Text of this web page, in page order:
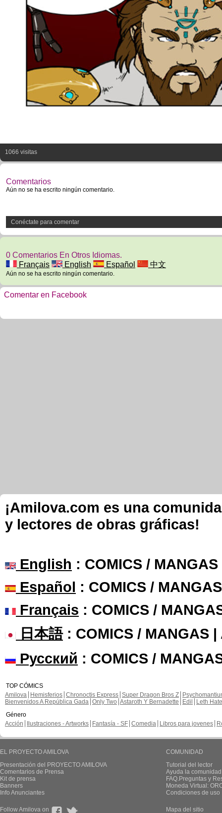
1066 visitas
Comentarios
Aún no se ha escrito ningún comentario.
Conéctate para comentar
0 Comentarios En Otros Idiomas.
Français
English Español 中文
Aún no se ha escrito ningún comentario.
Comentar en Facebook
¡Amilova.com es una
y lectores de obras gráficas!
English : COMICS /
Español : COMICS /
Français : COMICS /
日本語: COMICS / MANGAS |
Русский : COMICS /
TOP CÓMICS
Amilova
Hemisferios Chronoctis Express Super Dragon Bros Z
Bienvenidos A República Gada Only Two Astaroth Y Bernadette Edil
Leth Hate
Género
Acción
Ilustraciones - Artworks Fantasía - SF Comedia Libros para jovenes
EL PROYECTO AMILOVA
Presentación del PROYECTO AMILOVA
Comentarios de Prensa
Kit de prensa
Banners
Info Anunciantes
COMUNIDAD
Tutorial del lector
Ayuda la
FAQ.Preguntas y
Moneda Virtual:
Condiciones de uso
Follow Amilova on Mapa del sitio